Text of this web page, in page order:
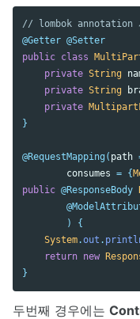
// lombok annotation
@Getter @Setter
public class
private String
private String
private
}
@RequestMapping ( path
consumes = {
public @ResponseBody
)
{
System.out .
return new
}
두번째 경우에는